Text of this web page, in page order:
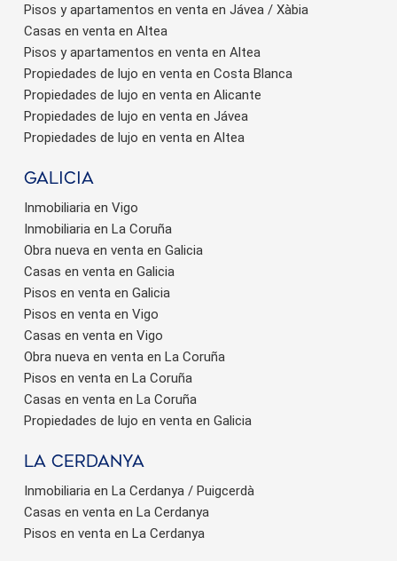
Pisos y apartamentos en venta en Jávea / Xàbia
Casas en venta en Altea
Pisos y apartamentos en venta en Altea
Propiedades de lujo en venta en Costa Blanca
Propiedades de lujo en venta en Alicante
Propiedades de lujo en venta en Jávea
Propiedades de lujo en venta en Altea
Galicia
Inmobiliaria en Vigo
Inmobiliaria en La Coruña
Obra nueva en venta en Galicia
Casas en venta en Galicia
Pisos en venta en Galicia
Pisos en venta en Vigo
Casas en venta en Vigo
Obra nueva en venta en La Coruña
Pisos en venta en La Coruña
Casas en venta en La Coruña
Propiedades de lujo en venta en Galicia
La Cerdanya
Inmobiliaria en La Cerdanya / Puigcerdà
Casas en venta en La Cerdanya
Pisos en venta en La Cerdanya